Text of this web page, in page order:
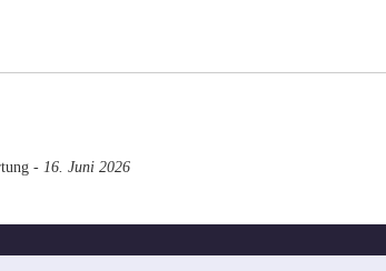
- 16. Juni 2026